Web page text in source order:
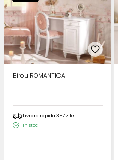
Birou ROMANTICA
Livrare rapida 3-7 zile
In stoc